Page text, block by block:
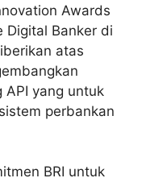
Awards
Digital Banker di
atas
API yang untuk
perbankan
BRI untuk